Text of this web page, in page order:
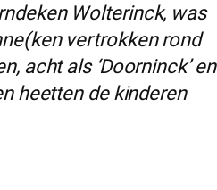
Wolterinck, was
vertrokken rond
acht als ‘Doorninck’ en
heetten de kinderen